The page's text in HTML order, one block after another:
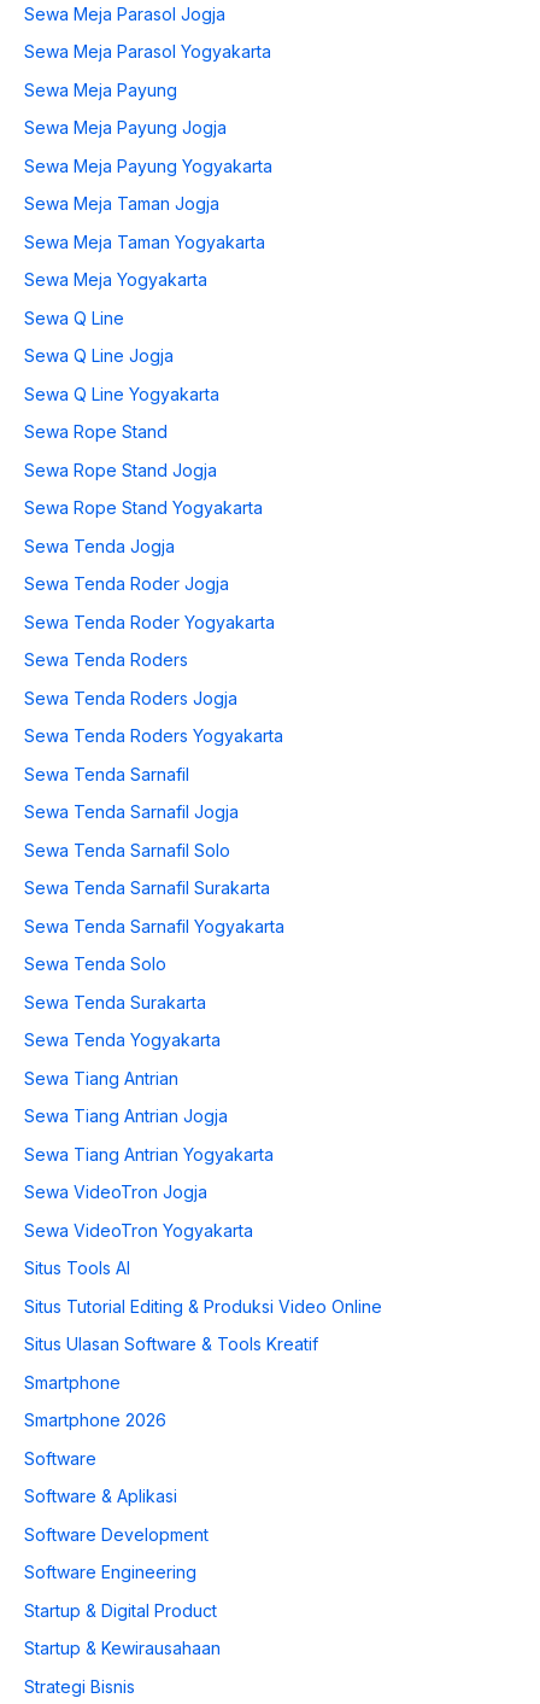
Sewa Meja Parasol Jogja
Sewa Meja Parasol Yogyakarta
Sewa Meja Payung
Sewa Meja Payung Jogja
Sewa Meja Payung Yogyakarta
Sewa Meja Taman Jogja
Sewa Meja Taman Yogyakarta
Sewa Meja Yogyakarta
Sewa Q Line
Sewa Q Line Jogja
Sewa Q Line Yogyakarta
Sewa Rope Stand
Sewa Rope Stand Jogja
Sewa Rope Stand Yogyakarta
Sewa Tenda Jogja
Sewa Tenda Roder Jogja
Sewa Tenda Roder Yogyakarta
Sewa Tenda Roders
Sewa Tenda Roders Jogja
Sewa Tenda Roders Yogyakarta
Sewa Tenda Sarnafil
Sewa Tenda Sarnafil Jogja
Sewa Tenda Sarnafil Solo
Sewa Tenda Sarnafil Surakarta
Sewa Tenda Sarnafil Yogyakarta
Sewa Tenda Solo
Sewa Tenda Surakarta
Sewa Tenda Yogyakarta
Sewa Tiang Antrian
Sewa Tiang Antrian Jogja
Sewa Tiang Antrian Yogyakarta
Sewa VideoTron Jogja
Sewa VideoTron Yogyakarta
Situs Tools AI
Situs Tutorial Editing & Produksi Video Online
Situs Ulasan Software & Tools Kreatif
Smartphone
Smartphone 2026
Software
Software & Aplikasi
Software Development
Software Engineering
Startup & Digital Product
Startup & Kewirausahaan
Strategi Bisnis